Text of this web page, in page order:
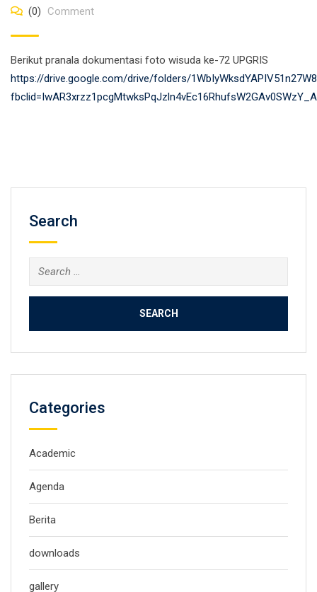
(0)
Comment
Berikut pranala dokumentasi foto wisuda ke-72 UPGRIS
https://drive.google.com/drive/folders/
Search
Search
for:
Categories
Academic
Agenda
Berita
downloads
gallery